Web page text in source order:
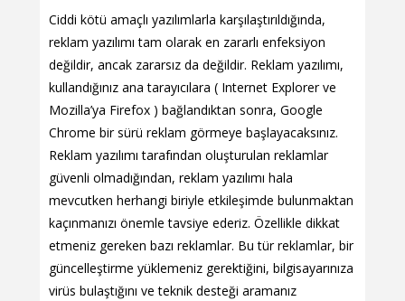
Ciddi kötü amaçlı yazılımlarla karşılaştırıldığında,
reklam yazılımı tam olarak en zararlı enfeksiyon
değildir, ancak zararsız da değildir. Reklam yazılımı,
kullandığınız ana tarayıcılara ( Internet Explorer ve
Mozilla’ya Firefox ) bağlandıktan sonra, Google
Chrome bir sürü reklam görmeye başlayacaksınız.
Reklam yazılımı tarafından oluşturulan reklamlar
güvenli olmadığından, reklam yazılımı hala
mevcutken herhangi biriyle etkileşimde bulunmaktan
kaçınmanızı önemle tavsiye ederiz. Özellikle dikkat
etmeniz gereken bazı reklamlar. Bu tür reklamlar, bir
güncelleştirme yüklemeniz gerektiğini, bilgisayarınıza
virüs bulaştığını ve teknik desteği aramanız